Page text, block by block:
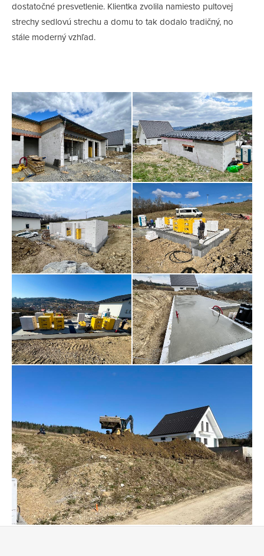
dostatočné presvetlenie. Klientka zvolila namiesto pultovej
strechy sedlovú strechu a domu to tak dodalo tradičný, no
stále moderný vzhľad.